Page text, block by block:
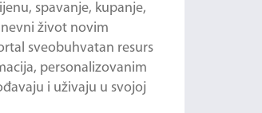
spavanje, kupanje,
život novim
sveobuhvatan resurs
personalizovanim
i uživaju u svojoj